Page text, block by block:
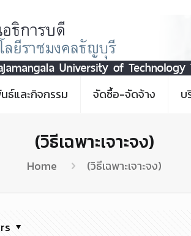
ธ์และกิจกรรม จัดซื้อ-จัดจ้าง บ
(วิธีเฉพาะเจาะจง)
Home (วิธีเฉพาะเจาะจง)